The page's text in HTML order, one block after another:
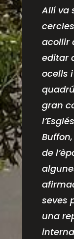
Allí va
acollir
editar
ocells
gran
de
seves
una